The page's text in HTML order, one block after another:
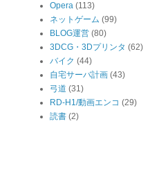
Opera (113)
ネットゲーム (99)
BLOG運営 (80)
3DCG・3Dプリンタ (62)
バイク (44)
自宅サーバ計画 (43)
弓道 (31)
RD-H1/動画エンコ (29)
読書 (2)